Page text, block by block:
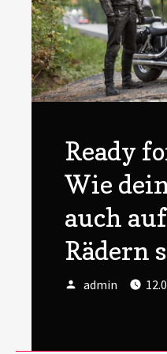
Ready
Wie
auch
Rädern
Author
admin